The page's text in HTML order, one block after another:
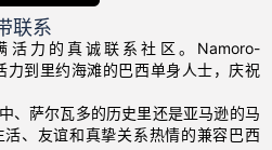
联系
活力的真诚联系社区。Namoro-
到里约海滩的巴西单身人士，庆祝
、萨尔瓦多的历史里还是亚马逊的马
、友谊和真挚关系热情的兼容巴西